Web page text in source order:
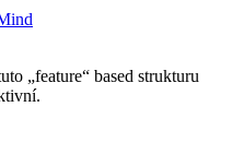
„feature“ based strukturu